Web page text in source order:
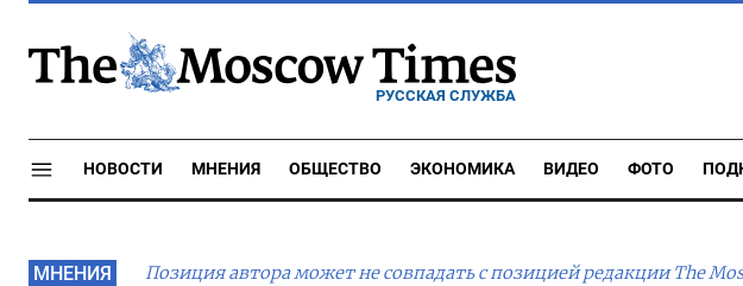
РУССКАЯ СЛУЖБА
НОВОСТИ МНЕНИЯ ОБЩЕСТВО ЭКОНОМИКА ВИДЕО ФОТО
МНЕНИЯ Позиция автора может не совпадать с позицией редакции The